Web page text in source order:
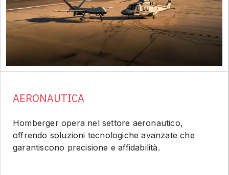
AERONAUTICA
Homberger opera nel settore aeronautico,
offrendo soluzioni tecnologiche avanzate che
garantiscono precisione e affidabilità.